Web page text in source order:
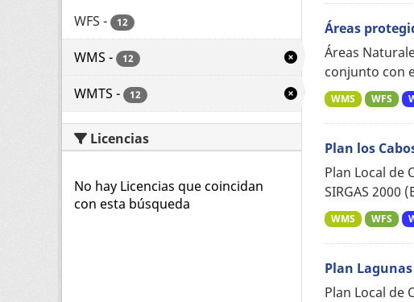
WFS - 12
WMS - 12
WMTS - 12
Licencias
No hay Licencias que coincidan
con esta búsqueda
Áreas
Áreas
conjunto con
WMS WFS
Plan los
Plan Local de
SIRGAS 2000
WMS WFS
Plan
Plan Local de